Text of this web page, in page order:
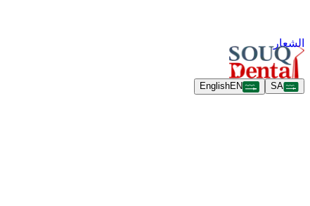
الشعار
SA
EnglishEN